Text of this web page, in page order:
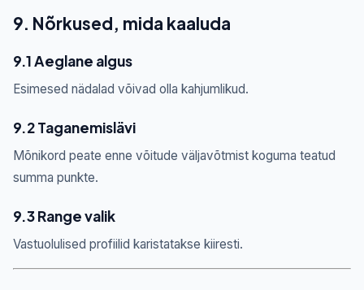
9. Nõrkused, mida kaaluda
9.1 Aeglane algus
Esimesed nädalad võivad olla kahjumlikud.
9.2 Taganemislävi
Mõnikord peate enne võitude väljavõtmist koguma teatud
summa punkte.
9.3 Range valik
Vastuolulised profiilid karistatakse kiiresti.